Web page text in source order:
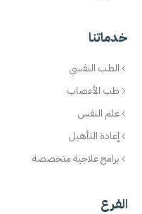
خدماتنا
الطب النفسي
طب الأعصاب
علم النفس
إعادة التأهيل
برامج علاجية متخصصة
الفرع